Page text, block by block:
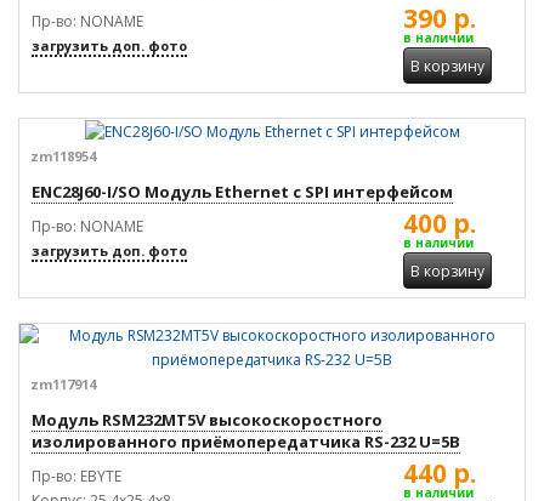
Пр-во: NONAME
загрузить доп. фото
390 р.
в наличии
В корзину
zm118954
ENC28J60-I/SO Модуль Ethernet c SPI интерфейсом
Пр-во: NONAME
загрузить доп. фото
400 р.
в наличии
В корзину
zm117914
Модуль RSM232MT5V высокоскоростного
изолированного приёмопередатчика RS-232 U=5В
Пр-во: EBYTE
440 р.
в наличии